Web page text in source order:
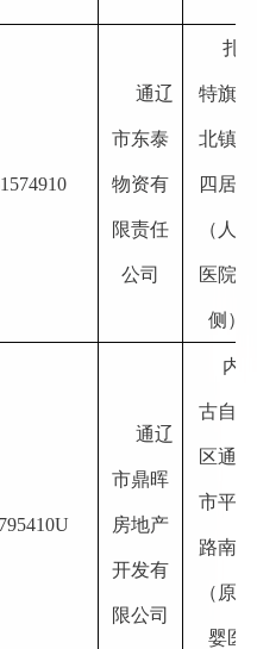
通辽
市东泰
物资有
限责任
公司
扎
特旗鲁
北镇第
四居委
（人民
医院东
侧）
通辽
市鼎晖
房地产
开发有
限公司
内
古自治
区通辽
市平安
路南段
（原妇
婴医